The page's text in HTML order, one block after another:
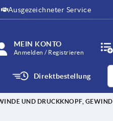
Ausgezeichneter Service
MEIN KONTO
Anmelden / Registrieren
Direktbestellung
UND DRUCKKNOPF,